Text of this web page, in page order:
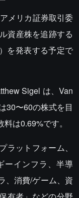
メリカ証券取引委
資産株を追跡する
を発表する予定で
Sigel は、Van
30〜60の株式を目
は0.69%です。
ラットフォーム、
ーインフラ、半導
、消費/ゲーム、資